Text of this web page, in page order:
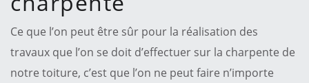
Ce que l’on peut être sûr pour la réalisation des
travaux que l’on se doit d’effectuer sur la charpente de
notre toiture, c’est que l’on ne peut faire n’importe